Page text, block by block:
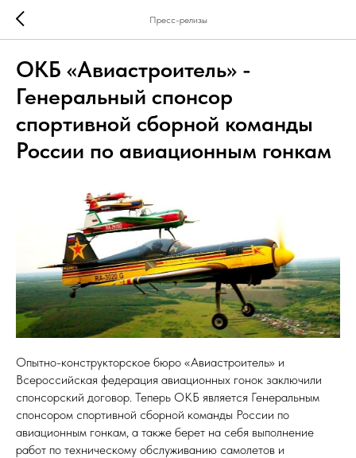
Пресс-релизы
ОКБ «Авиастроитель» -
Генеральный спонсор
спортивной сборной команды
России по авиационным гонкам
Опытно-конструкторское бюро «Авиастроитель» и
Всероссийская федерация авиационных гонок заключили
спонсорский договор. Теперь ОКБ является Генеральным
спонсором спортивной сборной команды России по
авиационным гонкам, а также берет на себя выполнение
работ по техническому обслуживанию самолетов и